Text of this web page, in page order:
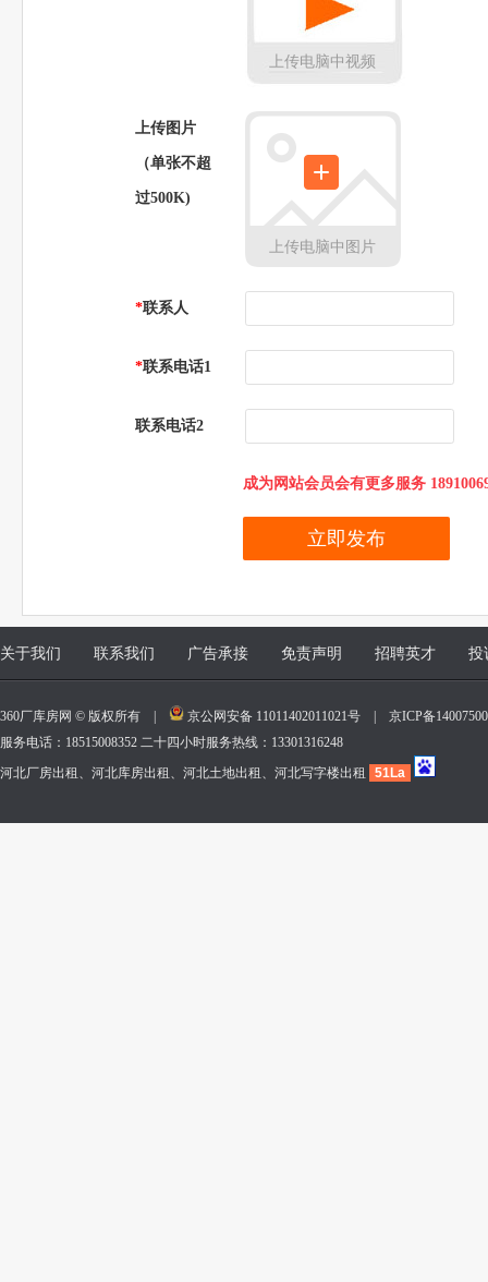
上传电脑中视频
上传图片
（单张不超
过500K)
上传电脑中图片
*联系人
*联系电话1
联系电话2
成为网站会员会有更多服务
关于我们 联系我们 广告承接 免责声明 招聘英才 投
360厂库房网 © 版权所有 | 京公网安备 11011402011021号
京ICP备
服务电话：18515008352 二十四小时服务热线：13301316248
河北厂房出租、河北库房出租、河北土地出租、河北写字楼出租
51La